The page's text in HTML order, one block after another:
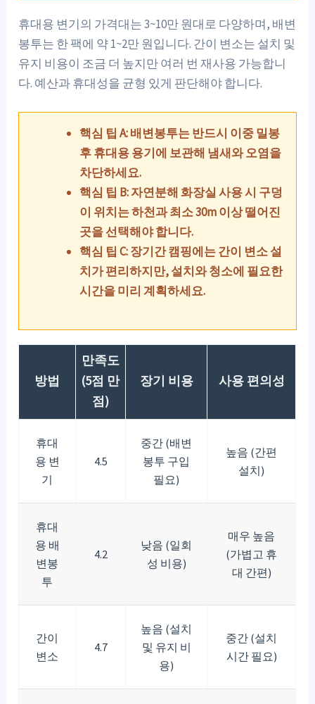
휴대용 변기의 가격대는 3~10만 원대로 다양하며, 배변
봉투는 한 팩에 약 1~2만 원입니다. 간이 변소는 설치 및
유지 비용이 조금 더 높지만 여러 번 재사용 가능합니
다. 예산과 휴대성을 균형 있게 판단해야 합니다.
핵심 팁 A: 배변봉투는 반드시 이중 밀봉
후 휴대용 용기에 보관해 냄새와 오염을
차단하세요.
핵심 팁 B: 자연분해 화장실 사용 시 구덩
이 위치는 하천과 최소 30m 이상 떨어진
곳을 선택해야 합니다.
핵심 팁 C: 장기간 캠핑에는 간이 변소 설
치가 편리하지만, 설치와 청소에 필요한
시간을 미리 계획하세요.
방법
만족도
(5점 만
점)
장기 비용 사용 편의성
휴대
용 변
기
4.5
중간 (배변
봉투 구입
필요)
높음 (간편
설치)
휴대
용 배
변봉
투
4.2
낮음 (일회
성 비용)
매우 높음
(가볍고 휴
대 간편)
간이
변소
4.7
높음 (설치
및 유지 비
용)
중간 (설치
시간 필요)